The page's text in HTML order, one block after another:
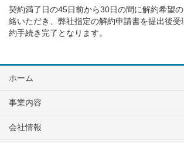
契約満了日の45日前から30日の間に解約希望
絡いただき、弊社指定の解約申請書を提出後受
約手続き完了となります。
ホーム
事業内容
会社情報